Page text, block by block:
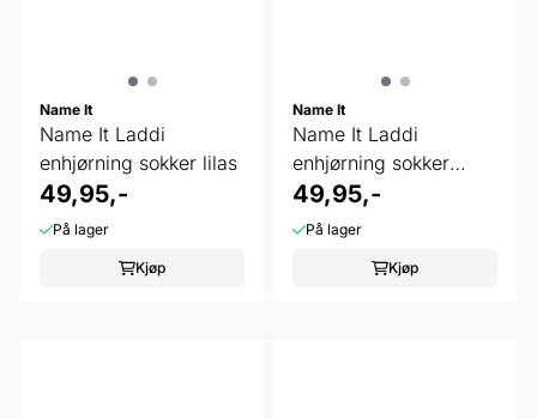
Name It
Name It Laddi
enhjørning sokker lilas
49,95,-
På lager
Kjøp
Name It
Name It Laddi
enhjørning sokker
peyote melange
49,95,-
På lager
Kjøp